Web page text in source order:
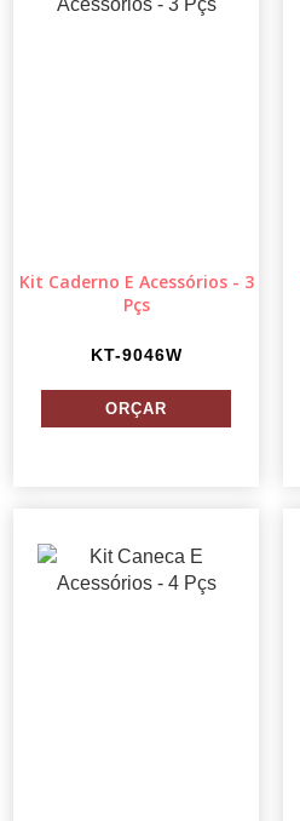
Kit Caderno E Acessórios - 3
Pçs
KT-9046W